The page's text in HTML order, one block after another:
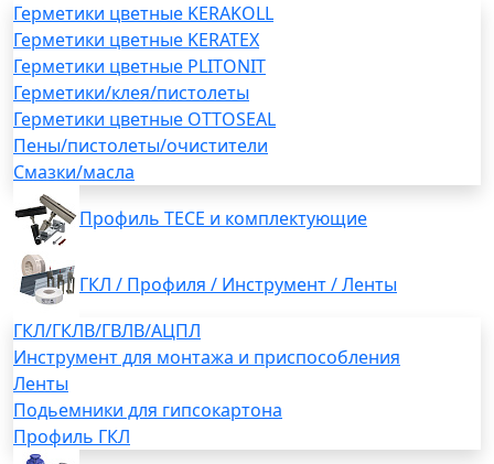
Герметики цветные KERAKOLL
Герметики цветные KERATEX
Герметики цветные PLITONIT
Герметики/клея/пистолеты
Герметики цветные OTTOSEAL
Пены/пистолеты/очистители
Смазки/масла
Профиль TECE и комплектующие
ГКЛ / Профиля / Инструмент / Ленты
ГКЛ/ГКЛВ/ГВЛВ/АЦПЛ
Инструмент для монтажа и приспособления
Ленты
Подьемники для гипсокартона
Профиль ГКЛ